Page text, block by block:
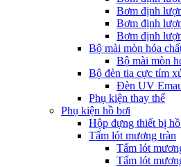
Bơm định
Bơm định
Bơm định
Bộ mài mòn hóa
Bộ mài mòn
Bộ đèn tia cực tím
Đèn UV
Phụ kiện thay thế
Phụ kiện hồ bơi
Hộp đựng thiết bị
Tấm lót mương tràn
Tấm lót
Tấm lót